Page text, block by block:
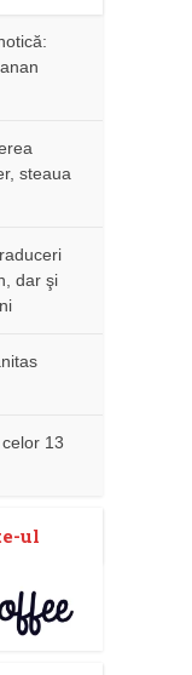
steaua
dar şi
13
ul